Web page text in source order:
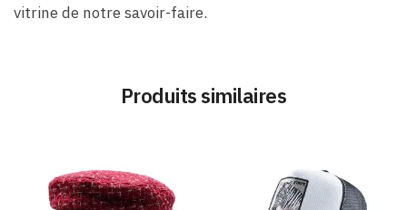
vitrine de notre savoir-faire.
Produits similaires